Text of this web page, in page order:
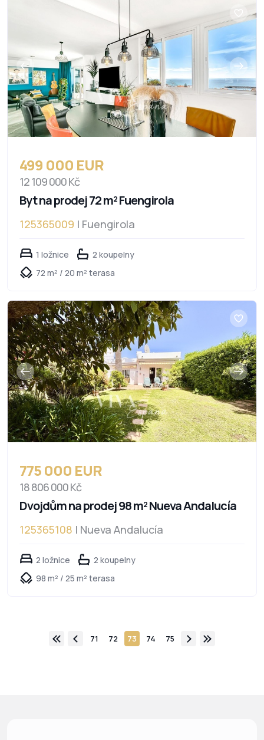
499 000 EUR
12 109 000 Kč
Byt na prodej 72 m² Fuengirola
125365009 | Fuengirola
1 ložnice
2 koupelny
72 m² / 20 m² terasa
775 000 EUR
18 806 000 Kč
Dvojdům na prodej 98 m² Nueva Andalucía
125365108 | Nueva Andalucía
2 ložnice
2 koupelny
98 m² / 25 m² terasa
71 72 73 74 75